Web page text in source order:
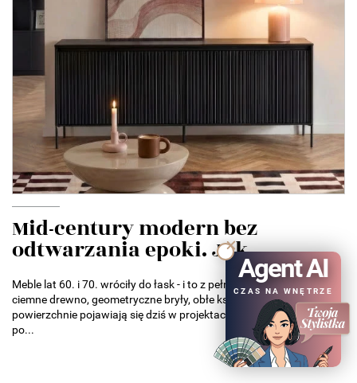
Mid-century modern bez
odtwarzania epoki. Jak...
Meble lat 60. i 70. wróciły do łask - i to z pełną mocą. Smukłe nóżki,
ciemne drewno, geometryczne bryły, obłe kształty i ryflowane
powierzchnie pojawiają się dziś w projektach od małych mieszkań
po...
Agent AI
CZAS NA WNĘTRZE